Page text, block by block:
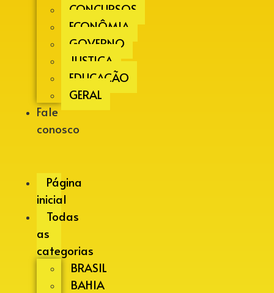
CONCURSOS
ECONÔMIA
GOVERNO
JUSTIÇA
EDUCAÇÃO
GERAL
Fale
conosco
Página
inicial
Todas
as
categorias
BRASIL
BAHIA